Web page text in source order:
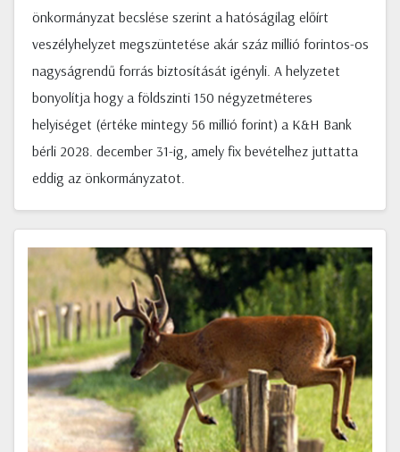
önkormányzat becslése szerint a hatóságilag előírt
veszélyhelyzet megszüntetése akár száz millió forintos-os
nagyságrendű forrás biztosítását igényli. A helyzetet
bonyolítja hogy a földszinti 150 négyzetméteres
helyiséget (értéke mintegy 56 millió forint) a K&H Bank
bérli 2028. december 31-ig, amely fix bevételhez juttatta
eddig az önkormányzatot.